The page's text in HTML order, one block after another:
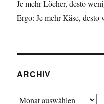
Je mehr Löcher, desto
Ergo: Je mehr Käse, desto
ARCHIV
Archiv